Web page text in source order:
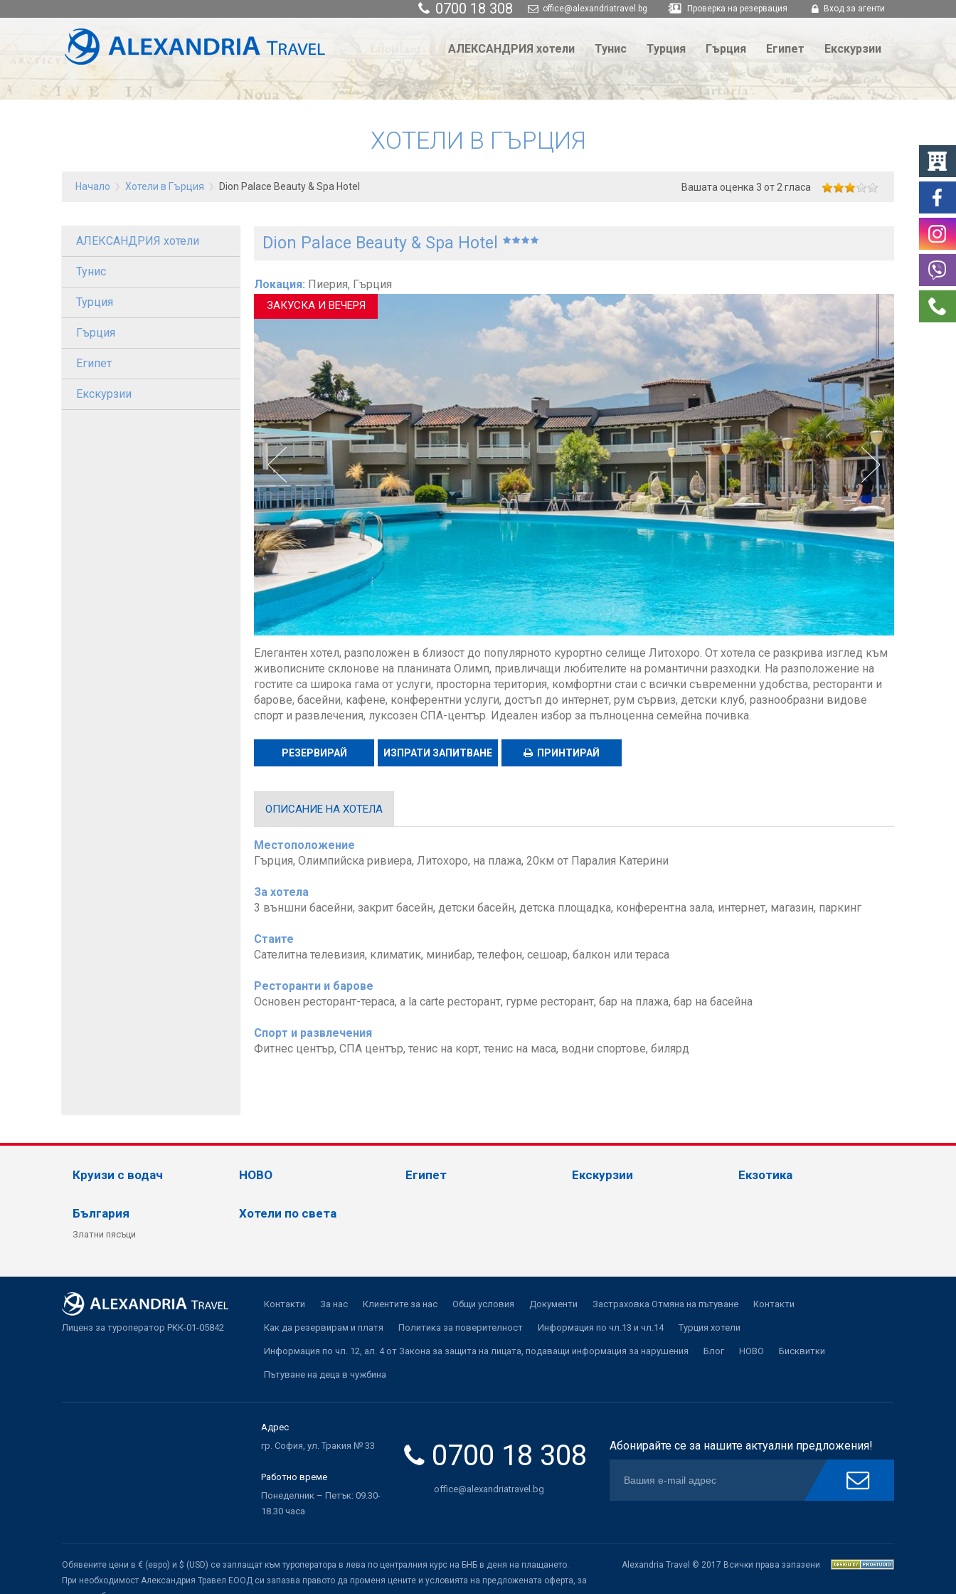
0700 18 308 office@alexandriatravel.bg Проверка на резервация Вход за агенти
АЛЕКСАНДРИЯ хотели Тунис Турция Гърция Египет Екскурзии
ХОТЕЛИ В ГЪРЦИЯ
Начало Хотели в Гърция Dion Palace Beauty & Spa Hotel Вашата оценка 3 от 2 гласа
АЛЕКСАНДРИЯ хотели
Тунис
Турция
Гърция
Египет
Екскурзии
Dion Palace Beauty & Spa Hotel
Локация: Пиерия, Гърция
ЗАКУСКА И ВЕЧЕРЯ
Елегантен хотел, разположен в близост до популярното курортно селище Литохоро. От хотела се разкрива изглед към
живописните склонове на планината Олимп, привличащи любителите на романтични разходки. На разположение на
гостите са широка гама от услуги, просторна територия, комфортни стаи с всички съвременни удобства, ресторанти и
барове, басейни, кафене, конферентни услуги, достъп до интернет, рум сървиз, детски клуб, разнообразни видове
спорт и развлечения, луксозен СПА-център. Идеален избор за пълноценна семейна почивка.
РЕЗЕРВИРАЙ ИЗПРАТИ ЗАПИТВАНЕ ПРИНТИРАЙ
ОПИСАНИЕ НА ХОТЕЛА
Местоположение
Гърция, Олимпийска ривиера, Литохоро, на плажа, 20км от Паралия Катерини
За хотела
3 външни басейни, закрит басейн, детски басейн, детска площадка, конферентна зала, интернет, магазин, паркинг
Стаите
Сателитна телевизия, климатик, минибар, телефон, сешоар, балкон или тераса
Ресторанти и барове
Основен ресторант-тераса, a la carte ресторант, гурме ресторант, бар на плажа, бар на басейна
Спорт и развлечения
Фитнес център, СПА център, тенис на корт, тенис на маса, водни спортове, билярд
Круизи с водач НОВО Египет Екскурзии Екзотика
България
Златни пясъци
Хотели по света
Лиценз за туроператор РКК-01-05842
Контакти За нас Клиентите за нас Общи условия Документи Застраховка Отмяна на пътуване Контакти
Как да резервирам и платя Политика за поверителност Информация по чл.13 и чл.14 Турция хотели
Информация по чл. 12, ал. 4 от Закона за защита на лицата, подаващи информация за нарушения Блог НОВО Бисквитки
Пътуване на деца в чужбина
Адрес
гр. София, ул. Тракия № 33
Работно време
Понеделник – Петък: 09.30-
18.30 часа
0700 18 308
office@alexandriatravel.bg
Абонирайте се за нашите актуални предложения!
Обявените цени в € (евро) и $ (USD) се заплащат към туроператора в лева по централния курс на БНБ в деня на плащането.
При необходимост Александрия Травел ЕООД си запазва правото да променя цените и условията на предложената оферта, за
Alexandria Travel © 2017 Всички права запазени